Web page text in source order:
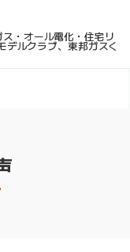
・オール電化・住宅リ
ルクラブ、東邦ガスく